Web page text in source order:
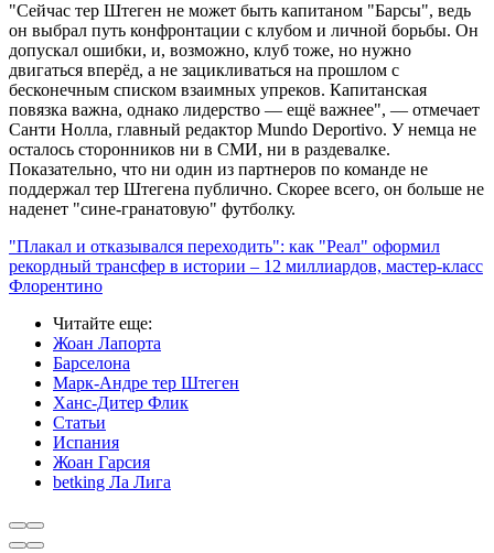
"Сейчас тер Штеген не может быть капитаном "Барсы", ведь
он выбрал путь конфронтации с клубом и личной борьбы. Он
допускал ошибки, и, возможно, клуб тоже, но нужно
двигаться вперёд, а не зацикливаться на прошлом с
бесконечным списком взаимных упреков. Капитанская
повязка важна, однако лидерство — ещё важнее", — отмечает
Санти Нолла, главный редактор Mundo Deportivo. У немца не
осталось сторонников ни в СМИ, ни в раздевалке.
Показательно, что ни один из партнеров по команде не
поддержал тер Штегена публично. Скорее всего, он больше не
наденет "сине-гранатовую" футболку.
"Плакал и отказывался переходить": как "Реал" оформил
рекордный трансфер в истории – 12 миллиардов, мастер-класс
Флорентино
Читайте еще:
Жоан Лапорта
Барселона
Марк-Андре тер Штеген
Ханс-Дитер Флик
Статьи
Испания
Жоан Гарсия
betking Ла Лига